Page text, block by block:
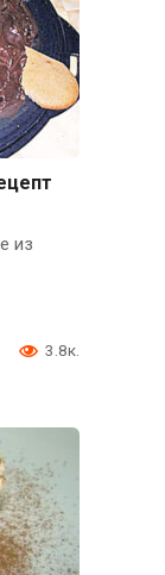
из
3.8к.